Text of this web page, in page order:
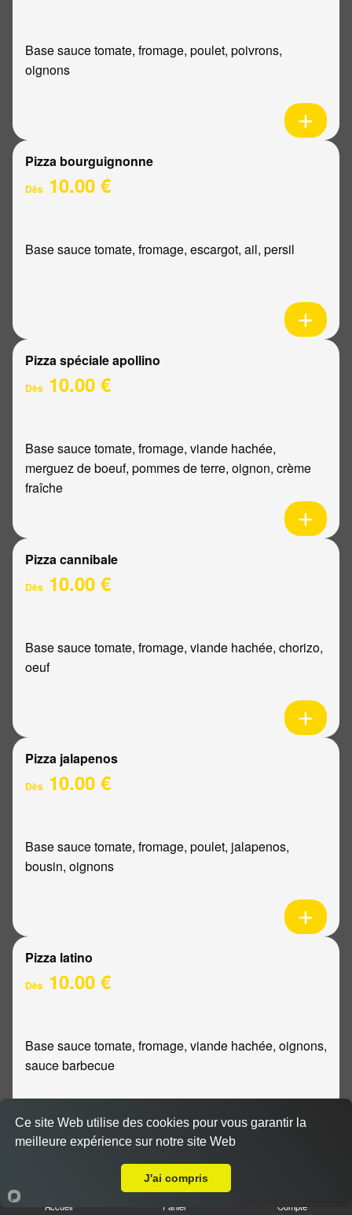
Base sauce tomate, fromage, poulet, poivrons,
oignons
Pizza bourguignonne
Dès 10.00 €
Base sauce tomate, fromage, escargot, ail, persil
Pizza spéciale apollino
Dès 10.00 €
Base sauce tomate, fromage, viande hachée,
merguez de boeuf, pommes de terre, oignon, crème
fraîche
Pizza cannibale
Dès 10.00 €
Base sauce tomate, fromage, viande hachée, chorizo,
oeuf
Pizza jalapenos
Dès 10.00 €
Base sauce tomate, fromage, poulet, jalapenos,
bousin, oignons
Pizza latino
Dès 10.00 €
Base sauce tomate, fromage, viande hachée, oignons,
sauce barbecue
Accueil Panier Compte
Ce site Web utilise des cookies pour vous garantir la
meilleure expérience sur notre site Web
J'ai compris